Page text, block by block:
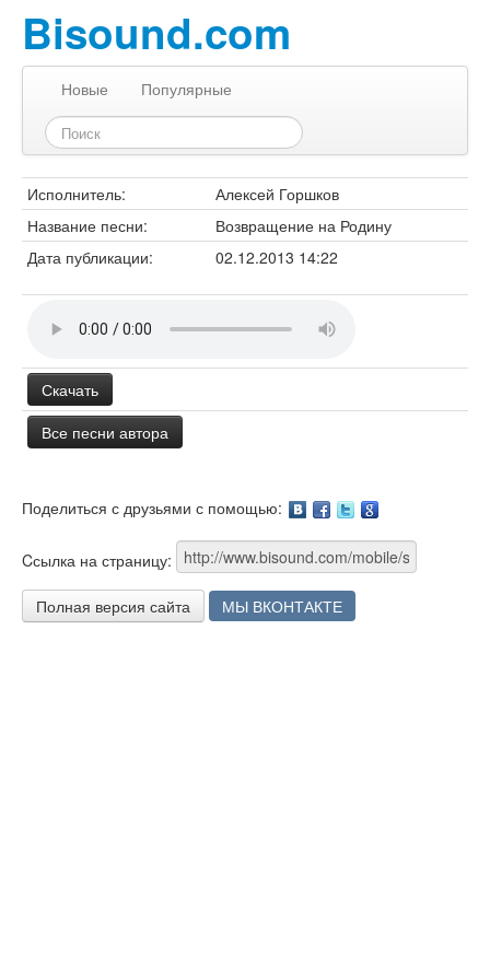
Bisound.com
Новые Популярные
Исполнитель:
Алексей Горшков
Название песни:
Возвращение на Родину
Дата публикации:
02.12.2013 14:22
Скачать
Все песни автора
Поделиться с друзьями с помощью:
Cсылка на страницу:
Полная версия сайта МЫ ВКОНТАКТЕ